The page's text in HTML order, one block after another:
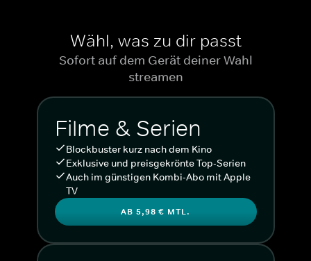
Wähl, was zu dir passt
Sofort auf dem Gerät deiner Wahl
streamen
Filme & Serien
Blockbuster kurz nach dem Kino
Exklusive und preisgekrönte Top-Serien
Auch im günstigen Kombi-Abo mit Apple
TV
AB 5,98 € MTL.